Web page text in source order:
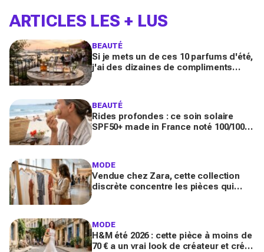
ARTICLES LES + LUS
BEAUTÉ
Si je mets un de ces 10 parfums d'été,
j'ai des dizaines de compliments
BEAUTÉ
Rides profondes : ce soin solaire
SPF50+ made in France noté 100/100
MODE
Vendue chez Zara, cette collection
discrète concentre les pièces qui
MODE
H&M été 2026 : cette pièce à moins de
70 € a un vrai look de créateur et crée